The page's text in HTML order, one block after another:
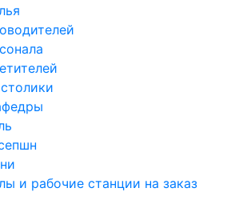
и рабочие станции на заказ